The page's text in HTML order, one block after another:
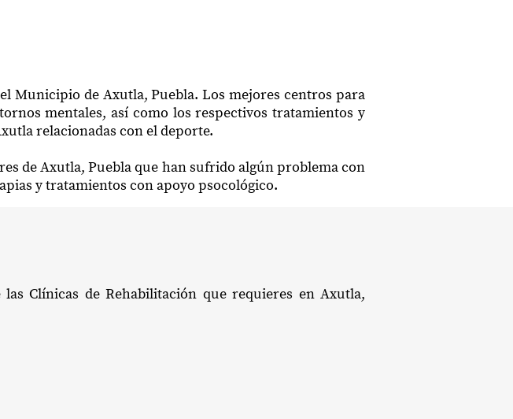
Municipio de Axutla, Puebla. Los mejores centros para
mentales, así como los respectivos tratamientos y
relacionadas con el deporte.
de Axutla, Puebla que han sufrido algún problema con
y tratamientos con apoyo psocológico.
Clínicas de Rehabilitación que requieres en Axutla,